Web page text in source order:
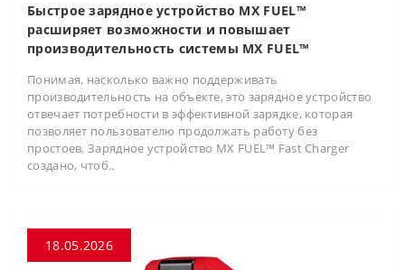
Быстрое зарядное устройство MX FUEL™
расширяет возможности и повышает
производительность системы MX FUEL™
Понимая, насколько важно поддерживать
производительность на объекте, это зарядное устройство
отвечает потребности в эффективной зарядке, которая
позволяет пользователю продолжать работу без
простоев. Зарядное устройство MX FUEL™ Fast Charger
создано, чтоб..
18.05.2026